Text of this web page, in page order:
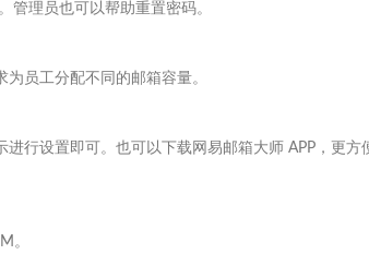
管理员也可以帮助重置密码。​
员工分配不同的邮箱容量。​
行设置即可。也可以下载网易邮箱大师 APP，更方
。​